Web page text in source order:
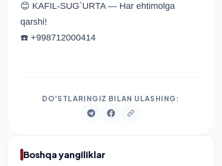
😊 KAFIL-SUG`URTA — Har ehtimolga
qarshi!
☎️ +998712000414
DO'STLARINGIZ BILAN ULASHING:
Boshqa yangiliklar